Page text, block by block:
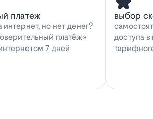
платеж
интернет, но нет денег?
платёж»
7 дней
выбор
доступа